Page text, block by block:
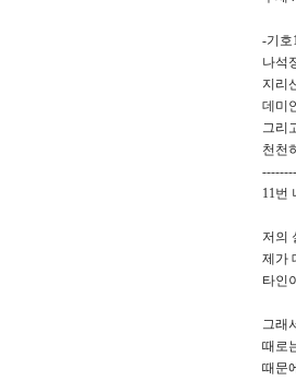
-기호
나석
지리
데미
그리
천천
11번
저의
제가
타인
그래
때로
때문